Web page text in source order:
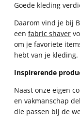
Goede kleding
Daarom vind je bij
een fabric shaver
om je favoriete
hebt van je kleding.
Inspirerende
Naast onze eigen
en vakmanschap
die passen bij de